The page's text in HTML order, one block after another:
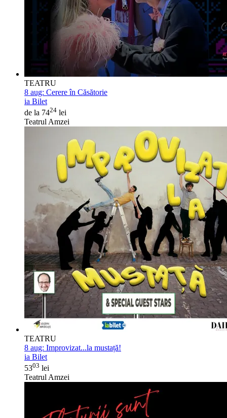
TEATRU
8 aug: Cerere în Căsătorie
ia Bilet
de la 7424 lei
Teatrul Amzei
TEATRU
8 aug: Improvizat...la mustață!
ia Bilet
5303 lei
Teatrul Amzei